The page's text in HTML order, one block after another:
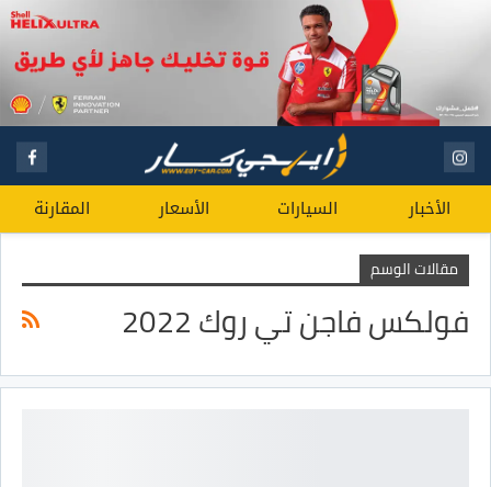
الأخبار السيارات الأسعار المقارنة
مقالات الوسم
فولكس فاجن تي روك 2022